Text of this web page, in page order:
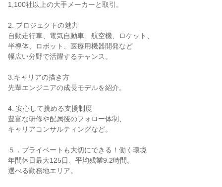
1,100社以上の大手メーカーと取引。
2. プロジェクトの魅力
自動走行車、電気自動車、航空機、ロケット、
半導体、ロボット、医療用機器開発など
幅広い分野で活躍するチャンス。
3.キャリアの描き方
先輩エンジニアの成長モデルを紹介。
4. 安心して挑める支援制度
豊富な研修や配属後のフォロー体制、
キャリアコンサルティングなど。
５．プライベートも大切にできる！働く環境
年間休日最大125日、平均残業9.2時間。
選べる勤務地エリア。